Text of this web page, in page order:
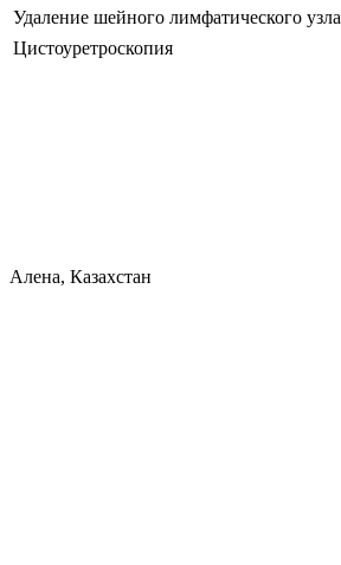
Удаление шейного лимфатического узла
Цистоуретроскопия
Алена, Казахстан